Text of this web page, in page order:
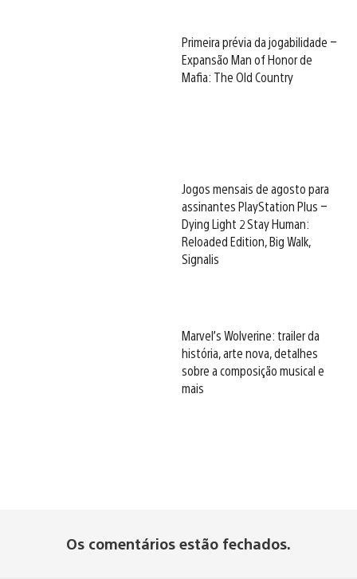
Primeira prévia da jogabilidade –
Expansão Man of Honor de
Mafia: The Old Country
Jogos mensais de agosto para
assinantes PlayStation Plus –
Dying Light 2 Stay Human:
Reloaded Edition, Big Walk,
Signalis
Marvel’s Wolverine: trailer da
história, arte nova, detalhes
sobre a composição musical e
mais
Os comentários estão fechados.